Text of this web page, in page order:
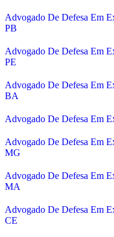
Advogado De Defesa Em
PB
Advogado De Defesa Em
PE
Advogado De Defesa Em
BA
Advogado De Defesa Em
Advogado De Defesa Em
MG
Advogado De Defesa Em
MA
Advogado De Defesa Em
CE